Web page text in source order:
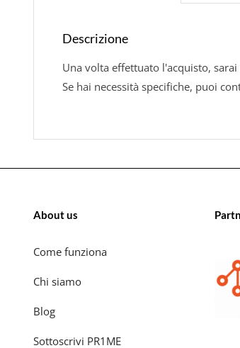
Descrizione
Una volta effettuato l'acquisto,
Se hai necessità specifiche, puoi
About us
Come funziona
Chi siamo
Blog
Sottoscrivi PR1ME